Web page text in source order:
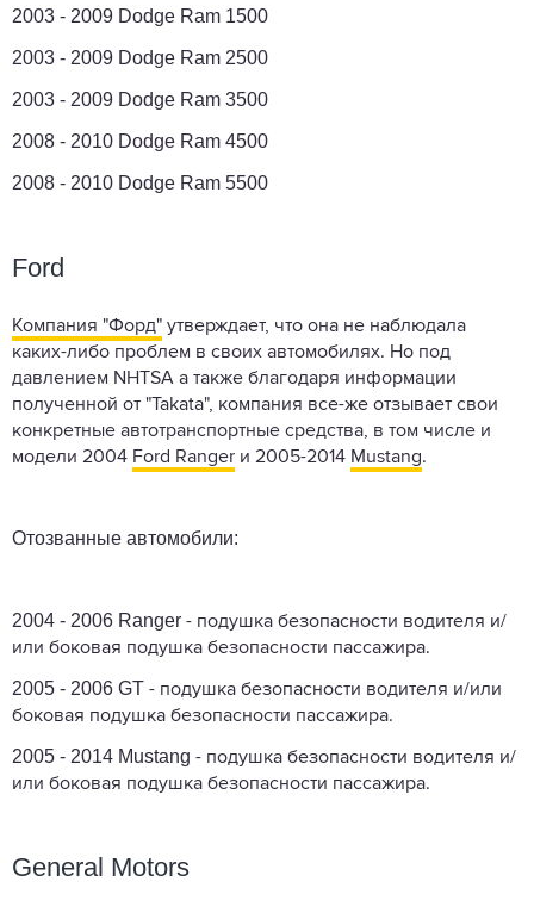
2003 - 2009 Dodge Ram 1500
2003 - 2009 Dodge Ram 2500
2003 - 2009 Dodge Ram 3500
2008 - 2010 Dodge Ram 4500
2008 - 2010 Dodge Ram 5500
Ford
Компания "Форд" утверждает, что она не наблюдала
каких-либо проблем в своих автомобилях. Но под
давлением NHTSA а также благодаря информации
полученной от "Takata", компания все-же отзывает свои
конкретные автотранспортные средства, в том числе и
модели 2004 Ford Ranger и 2005-2014 Mustang.
Отозванные автомобили:
2004 - 2006 Ranger - подушка безопасности водителя и/
или боковая подушка безопасности пассажира.
2005 - 2006 GT - подушка безопасности водителя и/или
боковая подушка безопасности пассажира.
2005 - 2014 Mustang - подушка безопасности водителя и/
или боковая подушка безопасности пассажира.
General Motors